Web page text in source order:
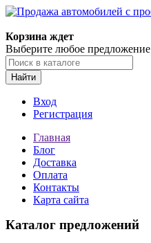
Корзина ждет
Выберите любое предложение
Найти
Вход
Регистрация
Главная
Блог
Доставка
Оплата
Контакты
Карта сайта
Каталог предложений